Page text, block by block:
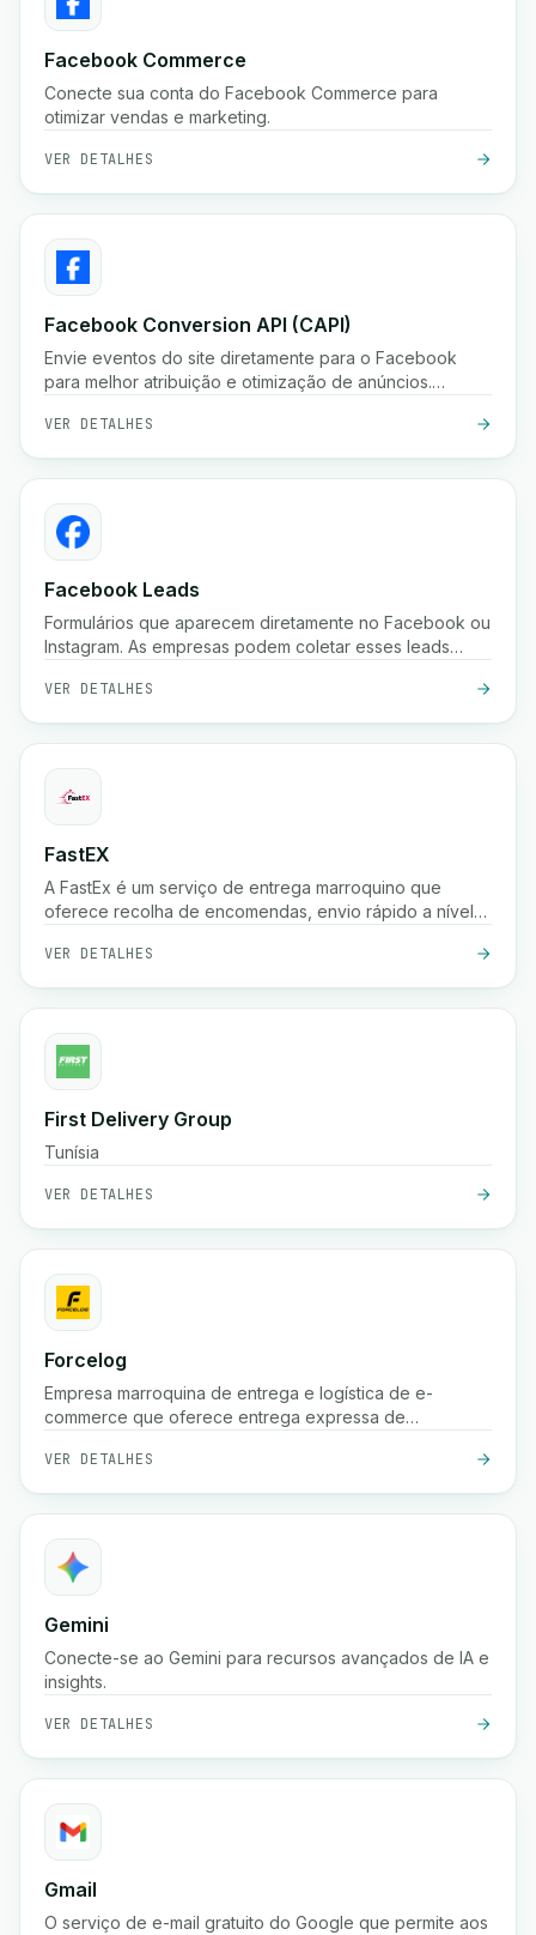
Facebook Commerce
Conecte sua conta do Facebook Commerce para
otimizar vendas e marketing.
VER DETALHES
Facebook Conversion API (CAPI)
Envie eventos do site diretamente para o Facebook
para melhor atribuição e otimização de anúncios.
Conversões do Facebook.
VER DETALHES
Facebook Leads
Formulários que aparecem diretamente no Facebook ou
Instagram. As empresas podem coletar esses leads
VER DETALHES
FastEX
A FastEx é um serviço de entrega marroquino que
oferece recolha de encomendas, envio rápido a nível
real para empresas e lojas online.
VER DETALHES
First Delivery Group
Tunísia
VER DETALHES
Forcelog
Empresa marroquina de entrega e logística de e-
commerce que oferece entrega expressa de
cidades, 48 horas nas cidades menores), recolha
gratuita, armazenamento, embalagem e serviços de
rastreamento em todo o país.
VER DETALHES
Gemini
Conecte-se ao Gemini para recursos avançados de IA e
insights.
VER DETALHES
Gmail
O serviço de e-mail gratuito do Google que permite aos